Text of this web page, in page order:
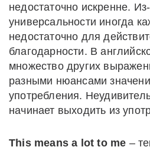
недостаточно искренне.
универсальности иногда
недостаточно для
благодарности. В
множество других
разными нюансами
употребления.
начинает выходить из
This means a lot to me –